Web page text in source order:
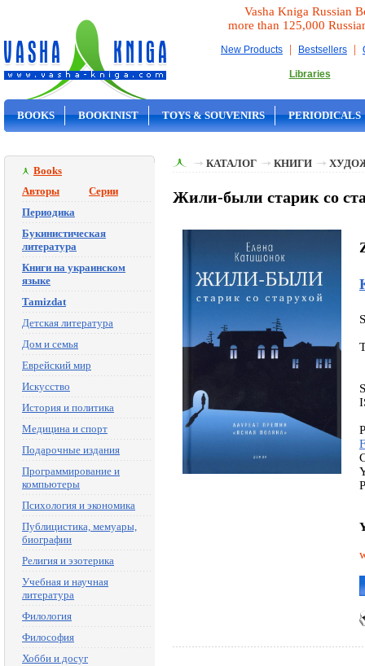
Vasha Kniga Russian
more than 125,000
New Products | Bestsellers |
Libraries
BOOKS BOOKINIST TOYS & SOUVENIRS PERIODICALS
Books
Авторы
Серии
Периодика
Букинистическая
литература
Книги на украинском
языке
Tamizdat
Детская литература
Дом и семья
Еврейский мир
Искусство
История и политика
Медицина и спорт
Подарочные издания
Программирование и
компьютеры
Психология и экономика
Публицистика, мемуары,
биографии
Религия и эзотерика
Учебная и научная
литература
Филология
Философия
Хобби и досуг
КАТАЛОГ КНИГИ
Жили-были старик со